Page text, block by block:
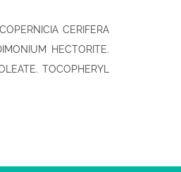
CERIFERA
HECTORITE.
TOCOPHERYL